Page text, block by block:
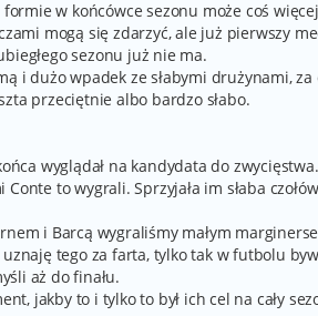
w końcówce sezonu może coś
mogą się zdarzyć, ale już pierwszy
sezonu już nie ma.
i dużo wpadek ze słabymi drużynami, za
przeciętnie albo bardzo słabo.
wyglądał na kandydata do zwycięstwa.
to wygrali. Sprzyjała im słaba
i Barcą wygraliśmy małym
tego za farta, tylko tak w futbolu
aż do finału.
jakby to i tylko to był ich cel na cały